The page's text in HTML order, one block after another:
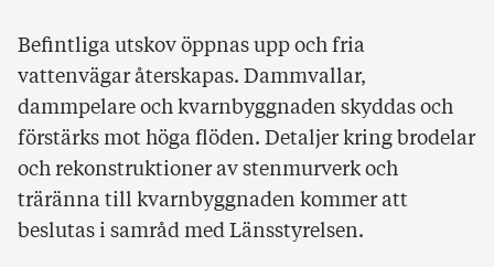
Befintliga utskov öppnas upp och fria
vattenvägar återskapas. Dammvallar,
dammpelare och kvarnbyggnaden skyddas och
förstärks mot höga flöden. Detaljer kring brodelar
och rekonstruktioner av stenmurverk och
träränna till kvarnbyggnaden kommer att
beslutas i samråd med Länsstyrelsen.